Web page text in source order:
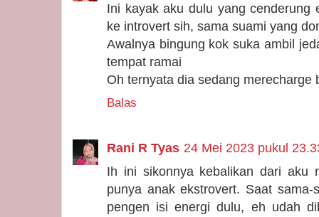
Ini kayak aku dulu yang cenderung
ke introvert sih, sama suami yang
Awalnya bingung kok suka ambil
tempat ramai
Oh ternyata dia sedang merecharge
Balas
Rani R Tyas 24 Mei 2023 pukul
Ih ini sikonnya kebalikan dari aku
punya anak ekstrovert. Saat
pengen isi energi dulu, eh udah